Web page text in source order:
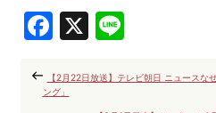
Facebook
X Line
【2月22日放送】テレビ朝日 ニュースな
ング」